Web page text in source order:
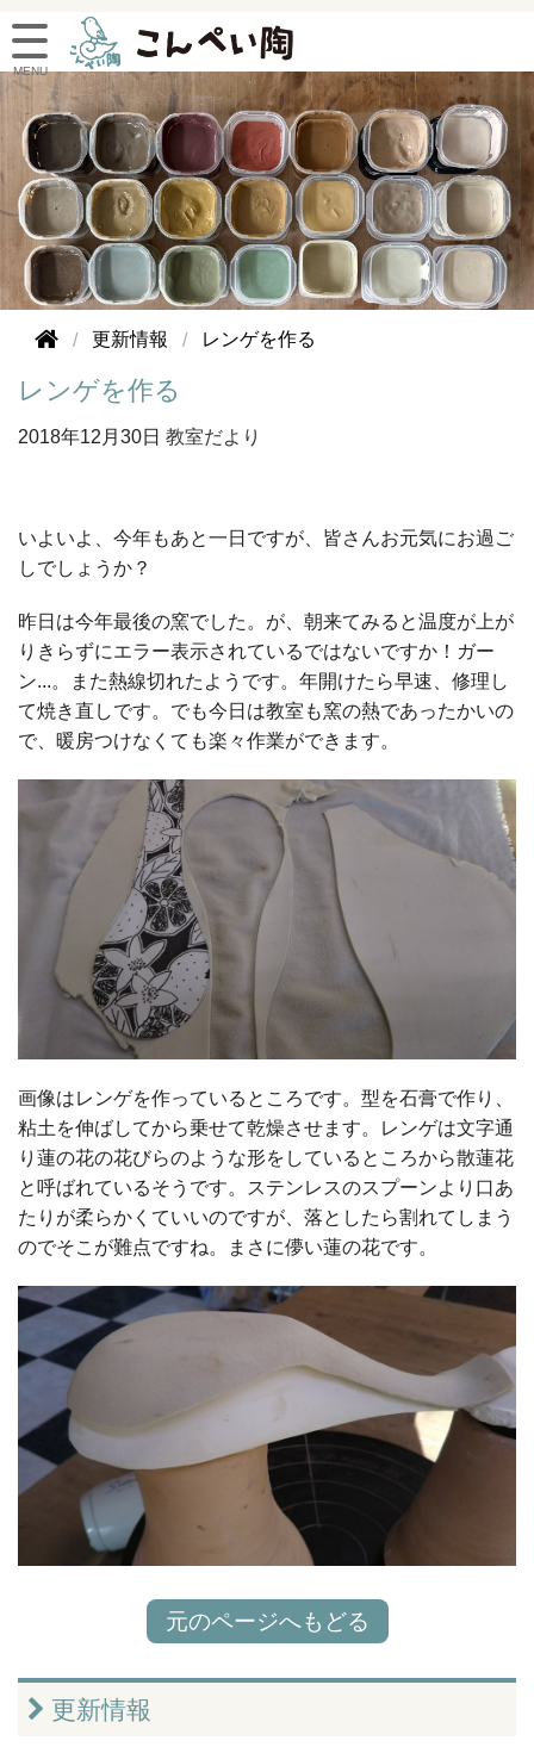
更新情報 レンゲを作る
レンゲを作る
2018年12月30日 教室だより
いよいよ、今年もあと一日ですが、皆さんお元気にお過ご
しでしょうか？
昨日は今年最後の窯でした。が、朝来てみると温度が上が
りきらずにエラー表示されているではないですか！ガー
ン...。また熱線切れたようです。年開けたら早速、修理し
て焼き直しです。でも今日は教室も窯の熱であったかいの
で、暖房つけなくても楽々作業ができます。
画像はレンゲを作っているところです。型を石膏で作り、
粘土を伸ばしてから乗せて乾燥させます。レンゲは文字通
り蓮の花の花びらのような形をしているところから散蓮花
と呼ばれているそうです。ステンレスのスプーンより口あ
たりが柔らかくていいのですが、落としたら割れてしまう
のでそこが難点ですね。まさに儚い蓮の花です。
元のページへもどる
更新情報